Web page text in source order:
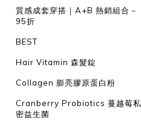
質感成套穿搭｜A+B 熱銷組合－
95折
BEST
Hair Vitamin 森髮錠
Collagen 膨亮膠原蛋白粉
Cranberry Probiotics 蔓越莓私
密益生菌